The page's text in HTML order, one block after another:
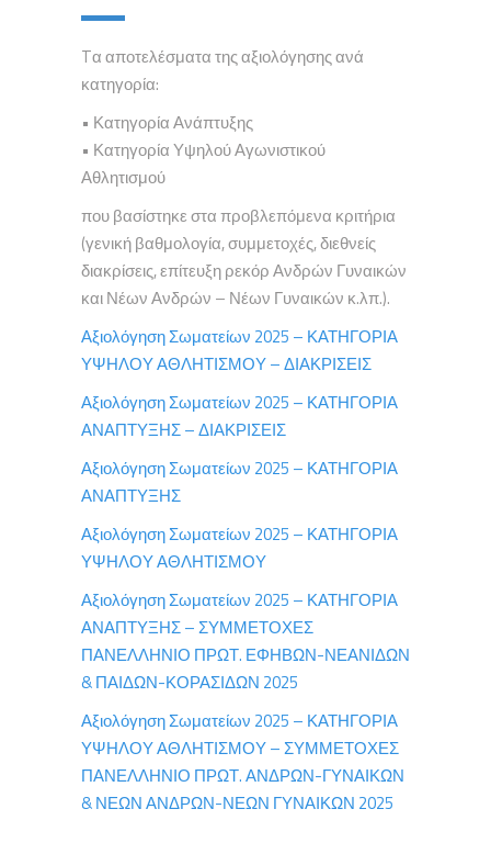
Tα αποτελέσματα της αξιολόγησης ανά
κατηγορία:
• Κατηγορία Ανάπτυξης
• Κατηγορία Υψηλού Αγωνιστικού
Αθλητισμού
που βασίστηκε στα προβλεπόμενα κριτήρια
(γενική βαθμολογία, συμμετοχές, διεθνείς
διακρίσεις, επίτευξη ρεκόρ Ανδρών Γυναικών
και Νέων Ανδρών – Νέων Γυναικών κ.λπ.).
Αξιολόγηση Σωματείων 2025 – ΚΑΤΗΓΟΡΙΑ
ΥΨΗΛΟΥ ΑΘΛΗΤΙΣΜΟΥ – ΔΙΑΚΡΙΣΕΙΣ
Αξιολόγηση Σωματείων 2025 – ΚΑΤΗΓΟΡΙΑ
ΑΝΑΠΤΥΞΗΣ – ΔΙΑΚΡΙΣΕΙΣ
Αξιολόγηση Σωματείων 2025 – ΚΑΤΗΓΟΡΙΑ
ΑΝΑΠΤΥΞΗΣ
Αξιολόγηση Σωματείων 2025 – ΚΑΤΗΓΟΡΙΑ
ΥΨΗΛΟΥ ΑΘΛΗΤΙΣΜΟΥ
Αξιολόγηση Σωματείων 2025 – ΚΑΤΗΓΟΡΙΑ
ΑΝΑΠΤΥΞΗΣ – ΣΥΜΜΕΤΟΧΕΣ
ΠΑΝΕΛΛΗΝΙΟ ΠΡΩΤ. ΕΦΗΒΩΝ-ΝΕΑΝΙΔΩΝ
& ΠΑΙΔΩΝ-ΚΟΡΑΣΙΔΩΝ 2025
Αξιολόγηση Σωματείων 2025 – ΚΑΤΗΓΟΡΙΑ
ΥΨΗΛΟΥ ΑΘΛΗΤΙΣΜΟΥ – ΣΥΜΜΕΤΟΧΕΣ
ΠΑΝΕΛΛΗΝΙΟ ΠΡΩΤ. ΑΝΔΡΩΝ-ΓΥΝΑΙΚΩΝ
& ΝΕΩΝ ΑΝΔΡΩΝ-ΝΕΩΝ ΓΥΝΑΙΚΩΝ 2025